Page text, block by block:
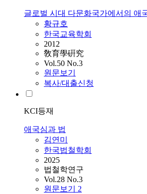
글로벌 시대 다문화국가에서의 애
황규호
한국교육학회
2012
敎育學硏究
Vol.50 No.3
원문보기
복사/대출신청
KCI등재
애국심과 법
김연미
한국법철학회
2025
법철학연구
Vol.28 No.3
원문보기 2